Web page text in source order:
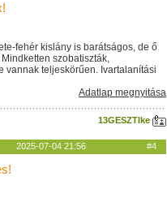
fehér kislány is barátságos, de ő
szobatiszták,
vannak teljeskörűen. Ivartalanítási
Adatlap megnyitása
13GESZTIke
2025-07-04 21:56 #4